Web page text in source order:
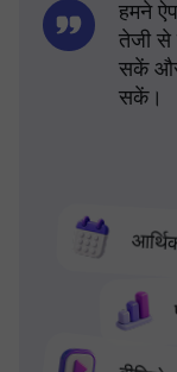
हमने
तेजी से
सकें
सकें।